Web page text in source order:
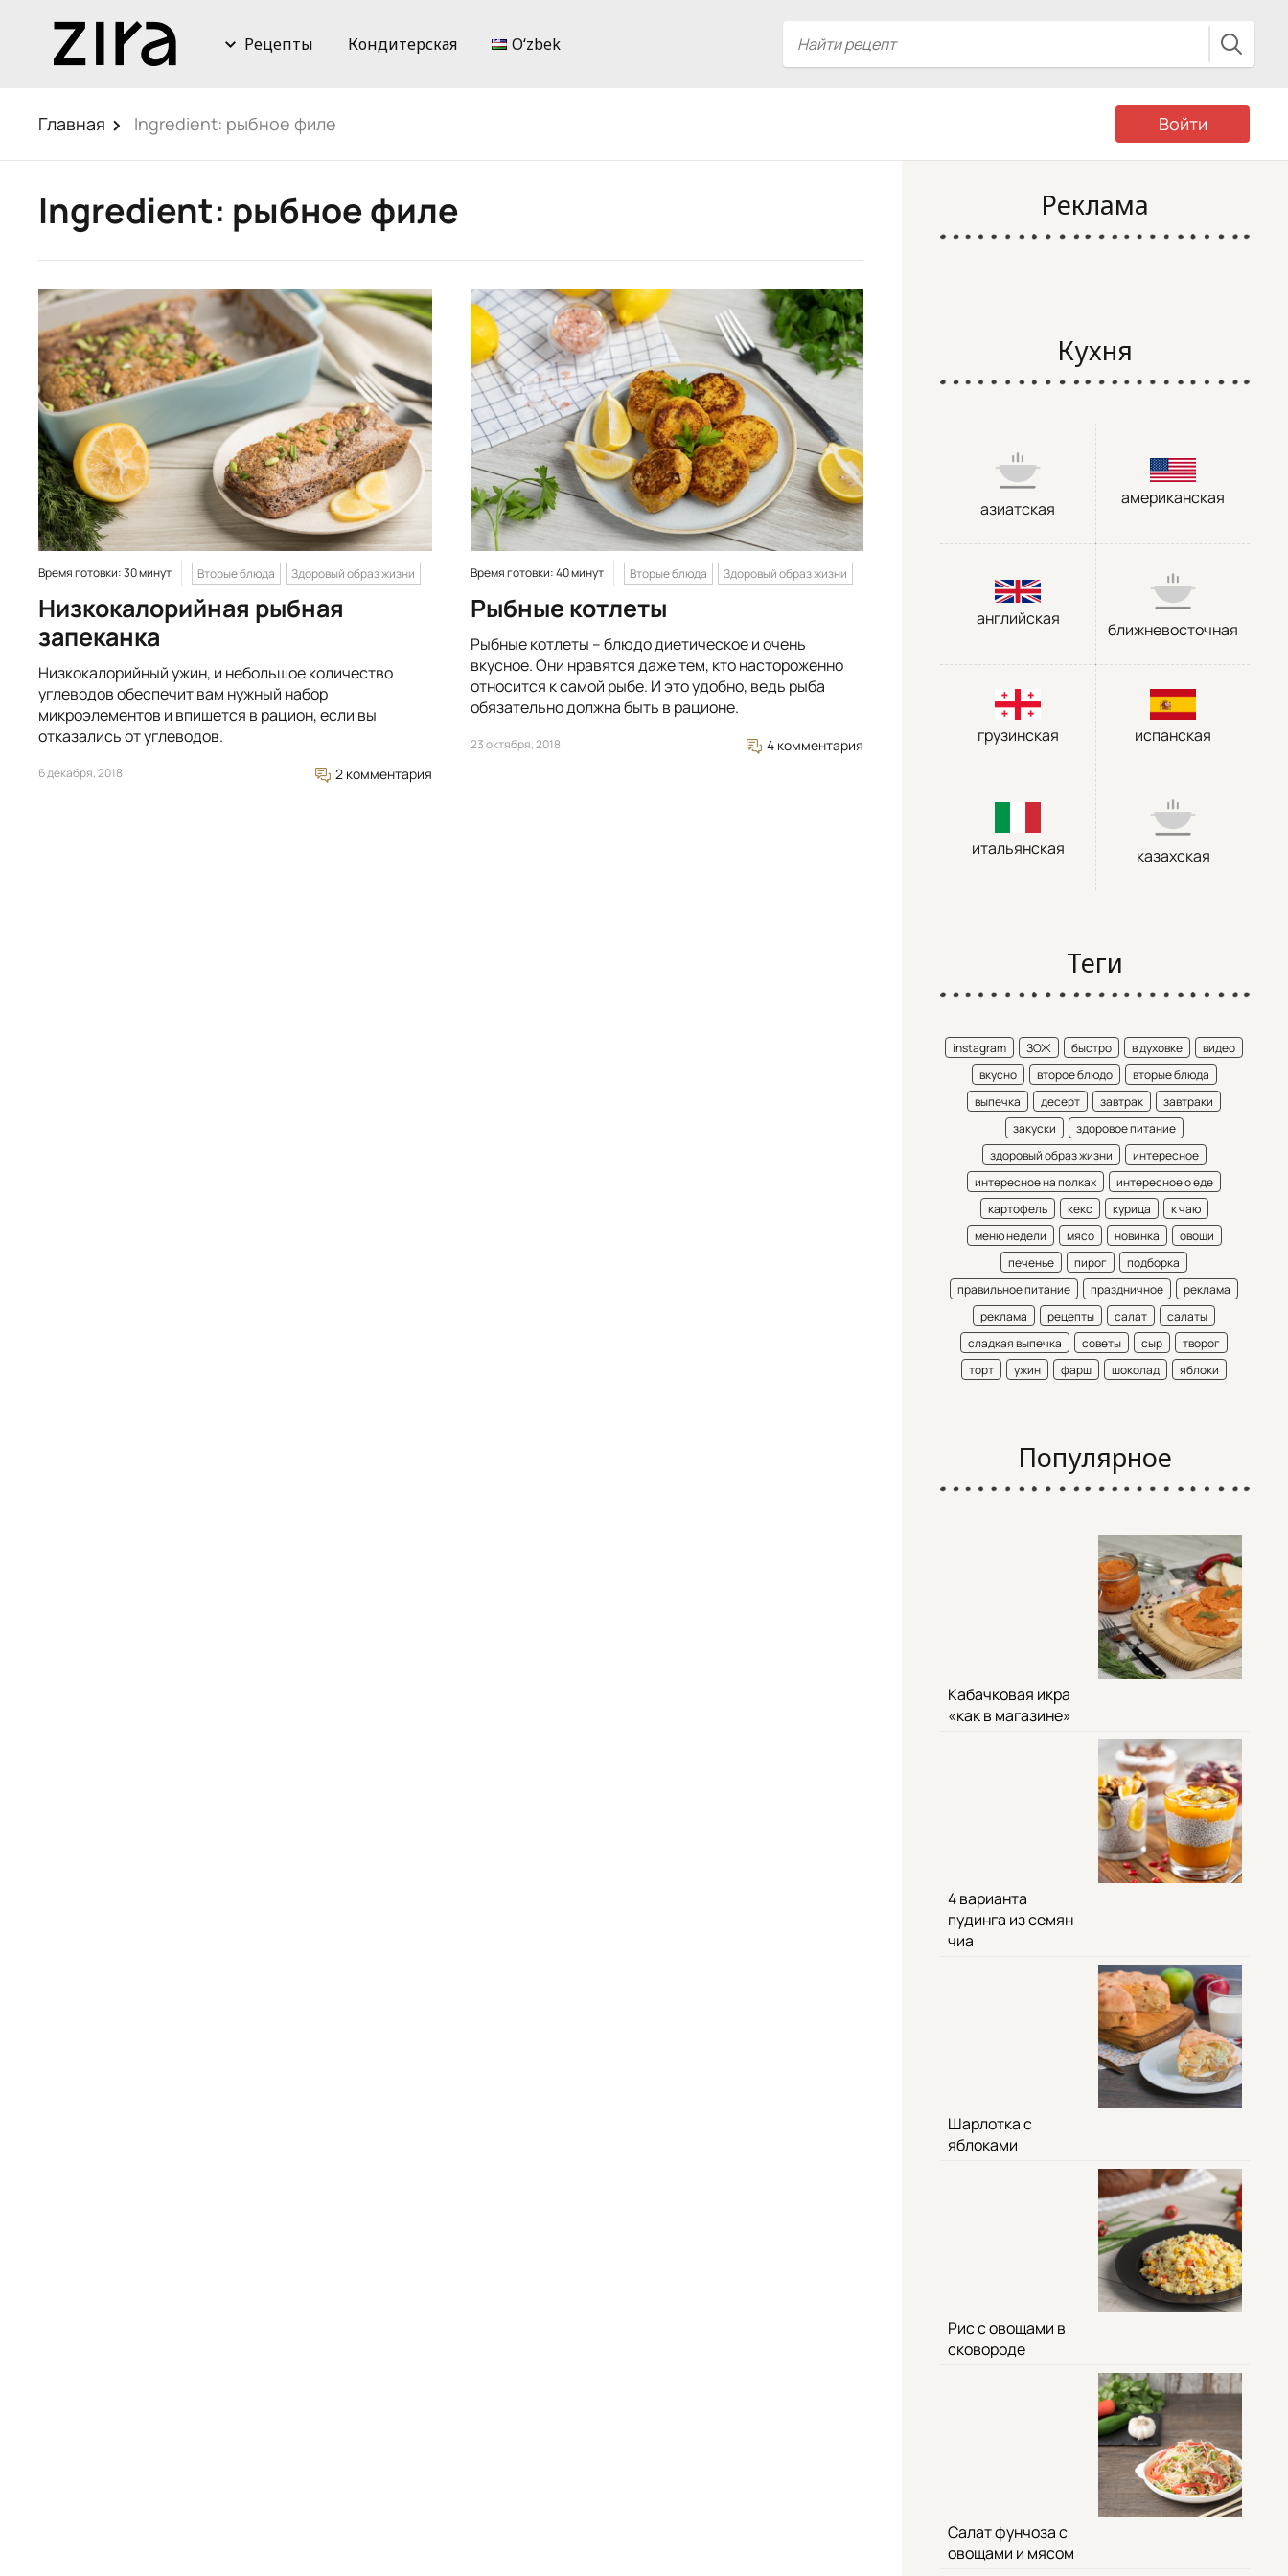
Рецепты Кондитерская Oʻzbek
Главная Ingredient: рыбное филе Войти
Ingredient: рыбное филе
Время готовки: 30 минут Вторые блюда Здоровый образ жизни
Низкокалорийная рыбная
запеканка
Низкокалорийный ужин, и небольшое количество
углеводов обеспечит вам нужный набор
микроэлементов и впишется в рацион, если вы
отказались от углеводов.
6 декабря, 2018 2 комментария
Время готовки: 40 минут Вторые блюда Здоровый образ жизни
Рыбные котлеты
Рыбные котлеты – блюдо диетическое и очень
вкусное. Они нравятся даже тем, кто настороженно
относится к самой рыбе. И это удобно, ведь рыба
обязательно должна быть в рационе.
23 октября, 2018 4 комментария
Реклама
Кухня
азиатская
американская
английская
ближневосточная
грузинская испанская
итальянская казахская
Теги
instagram ЗОЖ быстро в духовке
видео
вкусно
второе блюдо
вторые блюда
выпечка
десерт завтрак
завтраки
закуски
здоровое питание
здоровый образ жизни
интересное
интересное на полках
интересное о еде
картофель
кекс курица
к чаю
меню недели
мясо новинка
овощи
печенье
пирог
подборка
правильное питание
праздничное
реклама
реклама
рецепты салат
салаты
сладкая выпечка
советы сыр
творог
торт
ужин фарш шоколад яблоки
Популярное
Кабачковая икра
«как в магазине»
4 варианта
пудинга из семян
чиа
Шарлотка с
яблоками
Рис с овощами в
сковороде
Салат фунчоза с
овощами и мясом